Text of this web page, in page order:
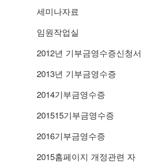
세미나자료
임원작업실
2012년 기부금영수증신청서
2013년 기부금영수증
2014기부금영수증
201515기부금영수증
2016기부금영수증
2015홈페이지 개정관련 자